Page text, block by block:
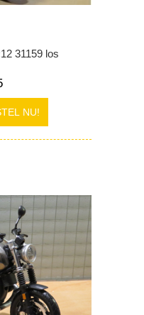
31159 los